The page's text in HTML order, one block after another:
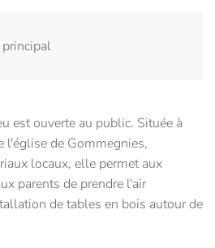
principal
est ouverte au public. Située à
l'église de Gommegnies,
locaux, elle permet aux
parents de prendre l'air
de tables en bois autour de